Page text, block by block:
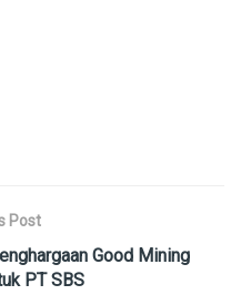
Post
Good Mining
PT SBS